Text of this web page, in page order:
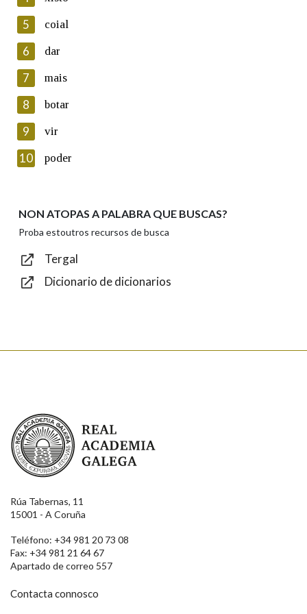
Lin e acepto as condicións da política de
Introduce o código que aparece na imaxe:
Texto de verificación
Enviar
5 coial
6 dar
7 mais
8 botar
9 vir
10 poder
NON ATOPAS A PALABRA QUE BUSCAS?
Proba estoutros recursos de busca
Tergal
Dicionario de dicionarios
Real Academia Galega
Rúa Tabernas, 11
15001 - A Coruña
Teléfono: +34 981 20 73 08
Fax: +34 981 21 64 67
Apartado de correo 557
Contacta connosco